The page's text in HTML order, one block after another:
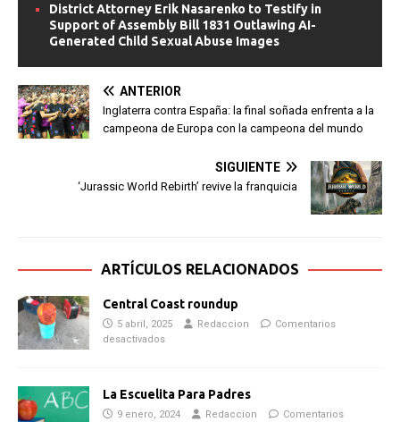
District Attorney Erik Nasarenko to Testify in
Support of Assembly Bill 1831 Outlawing AI-
Generated Child Sexual Abuse Images
ANTERIOR
Inglaterra contra España: la final soñada enfrenta a la
campeona de Europa con la campeona del mundo
SIGUIENTE
‘Jurassic World Rebirth’ revive la franquicia
ARTÍCULOS RELACIONADOS
Central Coast roundup
5 abril, 2025 Redaccion
Comentarios
desactivados
La Escuelita Para Padres
9 enero, 2024 Redaccion
Comentarios